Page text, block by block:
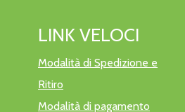
LINK VELOCI
Modalità di Spedizione e
Ritiro
Modalità di pagamento